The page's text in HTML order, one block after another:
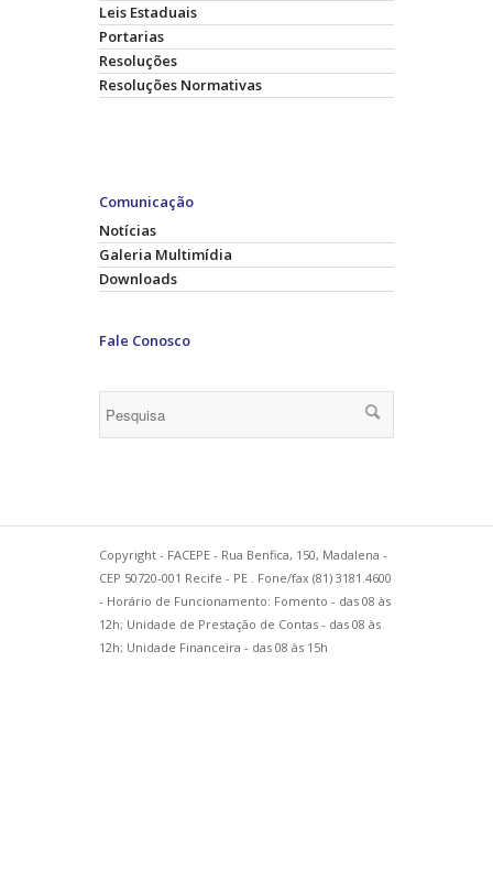
Leis Estaduais
Portarias
Resoluções
Resoluções Normativas
Comunicação
Notícias
Galeria Multimídia
Downloads
Fale Conosco
Copyright - FACEPE - Rua Benfica, 150, Madalena -
CEP 50720-001 Recife - PE . Fone/fax (81) 3181.4600
- Horário de Funcionamento: Fomento - das 08 às
12h; Unidade de Prestação de Contas - das 08 às
12h; Unidade Financeira - das 08 às 15h